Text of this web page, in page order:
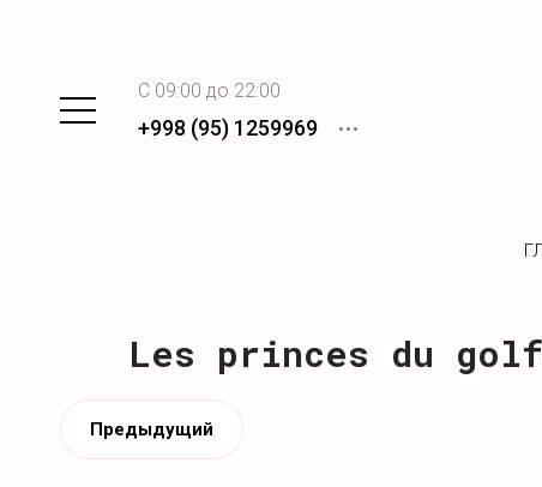
C 09:00 до 22:00
+998 (95) 1259969
Les princes du
Предыдущий